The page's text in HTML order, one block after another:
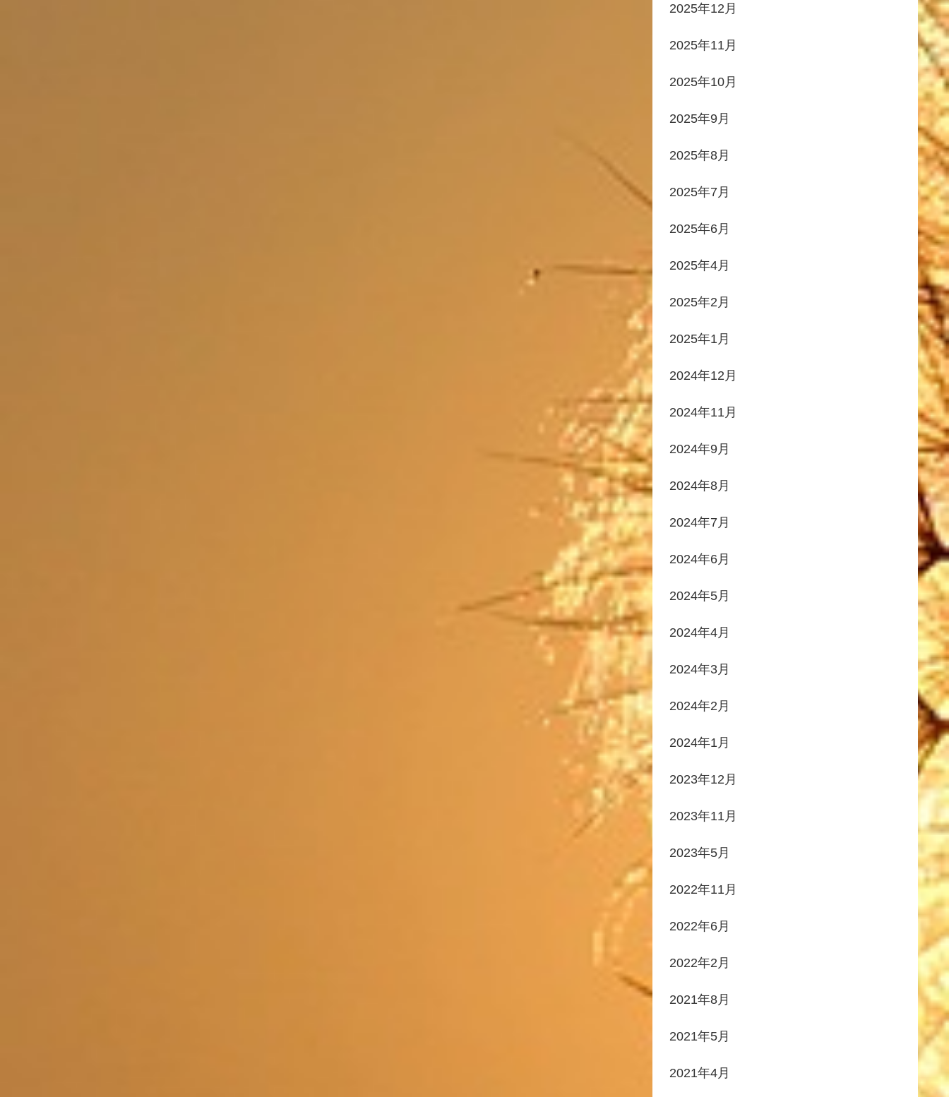
2025年12月
2025年11月
2025年10月
2025年9月
2025年8月
2025年7月
2025年6月
2025年4月
2025年2月
2025年1月
2024年12月
2024年11月
2024年9月
2024年8月
2024年7月
2024年6月
2024年5月
2024年4月
2024年3月
2024年2月
2024年1月
2023年12月
2023年11月
2023年5月
2022年11月
2022年6月
2022年2月
2021年8月
2021年5月
2021年4月